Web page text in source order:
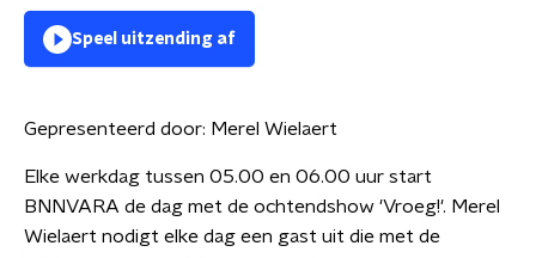
Speel uitzending af
Gepresenteerd door: Merel Wielaert
Elke werkdag tussen 05.00 en 06.00 uur start
BNNVARA de dag met de ochtendshow 'Vroeg!'. Merel
Wielaert nodigt elke dag een gast uit die met de